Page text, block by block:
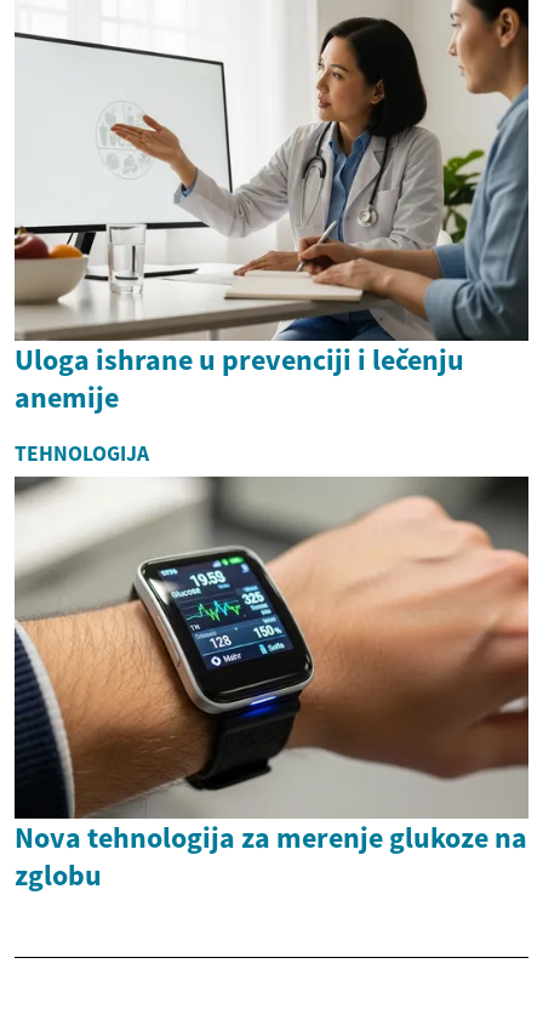
Uloga ishrane u prevenciji i lečenju
anemije
TEHNOLOGIJA
Nova tehnologija za merenje glukoze na
zglobu